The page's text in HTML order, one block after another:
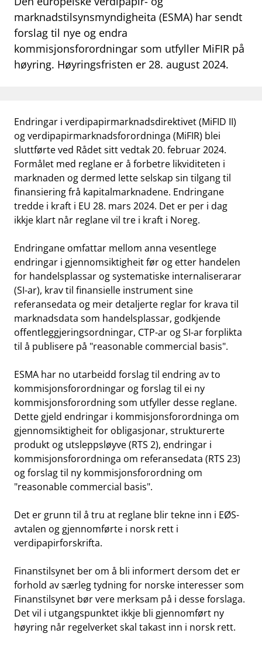
work_outlineJobb hos oss
dashboard Informasjon for investorer
notifications_noneAbonner på nyhetsvarsel
marknadstilsynsmyndigheita (ESMA) har sendt
forslag til nye og endra
kommisjonsforordningar som utfyller MiFIR på
høyring. Høyringsfristen er 28. august 2024.
Endringar i verdipapirmarknadsdirektivet (MiFID II)
og verdipapirmarknadsforordninga (MiFIR) blei
sluttførte ved Rådet sitt vedtak 20. februar 2024.
Formålet med reglane er å forbetre likviditeten i
marknaden og dermed lette selskap sin tilgang til
finansiering frå kapitalmarknadene. Endringane
tredde i kraft i EU 28. mars 2024. Det er per i dag
ikkje klart når reglane vil tre i kraft i Noreg.
Endringane omfattar mellom anna vesentlege
endringar i gjennomsiktigheit før og etter handelen
for handelsplassar og systematiske internaliserarar
(SI-ar), krav til finansielle instrument sine
referansedata og meir detaljerte reglar for krava til
marknadsdata som handelsplassar, godkjende
offentleggjeringsordningar, CTP-ar og SI-ar forplikta
til å publisere på "reasonable commercial basis".
ESMA har no utarbeidd forslag til endring av to
kommisjonsforordningar og forslag til ei ny
kommisjonsforordning som utfyller desse reglane.
Dette gjeld endringar i kommisjonsforordninga om
gjennomsiktigheit for obligasjonar, strukturerte
produkt og utsleppsløyve (RTS 2), endringar i
kommisjonsforordninga om referansedata (RTS 23)
og forslag til ny kommisjonsforordning om
"reasonable commercial basis".
Det er grunn til å tru at reglane blir tekne inn i EØS-
avtalen og gjennomførte i norsk rett i
verdipapirforskrifta.
Finanstilsynet ber om å bli informert dersom det er
forhold av særleg tydning for norske interesser som
Finanstilsynet bør vere merksam på i desse forslaga.
Det vil i utgangspunktet ikkje bli gjennomført ny
høyring når regelverket skal takast inn i norsk rett.